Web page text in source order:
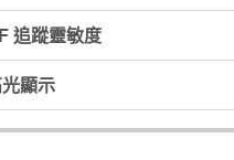
追蹤靈敏度
顯示